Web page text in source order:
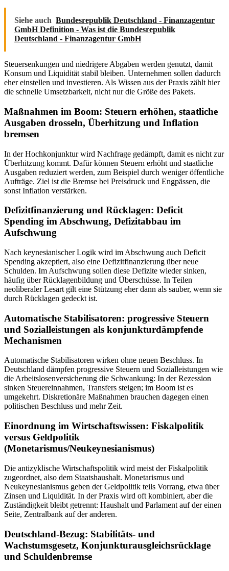
Siehe auch Bundesrepublik Deutschland - Finanzagentur
GmbH Definition - Was ist die Bundesrepublik
Deutschland - Finanzagentur GmbH
Steuersenkungen und niedrigere Abgaben werden genutzt, damit
Konsum und Liquidität stabil bleiben. Unternehmen sollen dadurch
eher einstellen und investieren. Als Wissen aus der Praxis zählt hier
die schnelle Umsetzbarkeit, nicht nur die Größe des Pakets.
Maßnahmen im Boom: Steuern erhöhen, staatliche
Ausgaben drosseln, Überhitzung und Inflation
bremsen
In der Hochkonjunktur wird Nachfrage gedämpft, damit es nicht zur
Überhitzung kommt. Dafür können Steuern erhöht und staatliche
Ausgaben reduziert werden, zum Beispiel durch weniger öffentliche
Aufträge. Ziel ist die Bremse bei Preisdruck und Engpässen, die
sonst Inflation verstärken.
Defizitfinanzierung und Rücklagen: Deficit
Spending im Abschwung, Defizitabbau im
Aufschwung
Nach keynesianischer Logik wird im Abschwung auch Deficit
Spending akzeptiert, also eine Defizitfinanzierung über neue
Schulden. Im Aufschwung sollen diese Defizite wieder sinken,
häufig über Rücklagenbildung und Überschüsse. In Teilen
neoliberaler Lesart gilt eine Stützung eher dann als sauber, wenn sie
durch Rücklagen gedeckt ist.
Automatische Stabilisatoren: progressive Steuern
und Sozialleistungen als konjunkturdämpfende
Mechanismen
Automatische Stabilisatoren wirken ohne neuen Beschluss. In
Deutschland dämpfen progressive Steuern und Sozialleistungen wie
die Arbeitslosenversicherung die Schwankung: In der Rezession
sinken Steuereinnahmen, Transfers steigen; im Boom ist es
umgekehrt. Diskretionäre Maßnahmen brauchen dagegen einen
politischen Beschluss und mehr Zeit.
Einordnung im Wirtschaftswissen: Fiskalpolitik
versus Geldpolitik
(Monetarismus/Neukeynesianismus)
Die antizyklische Wirtschaftspolitik wird meist der Fiskalpolitik
zugeordnet, also dem Staatshaushalt. Monetarismus und
Neukeynesianismus geben der Geldpolitik teils Vorrang, etwa über
Zinsen und Liquidität. In der Praxis wird oft kombiniert, aber die
Zuständigkeit bleibt getrennt: Haushalt und Parlament auf der einen
Seite, Zentralbank auf der anderen.
Deutschland-Bezug: Stabilitäts- und
Wachstumsgesetz, Konjunkturausgleichsrücklage
und Schuldenbremse